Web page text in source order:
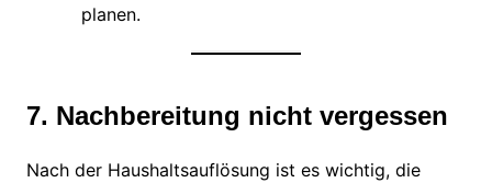
planen.
7. Nachbereitung nicht vergessen
Nach der Haushaltsauflösung ist es wichtig, die